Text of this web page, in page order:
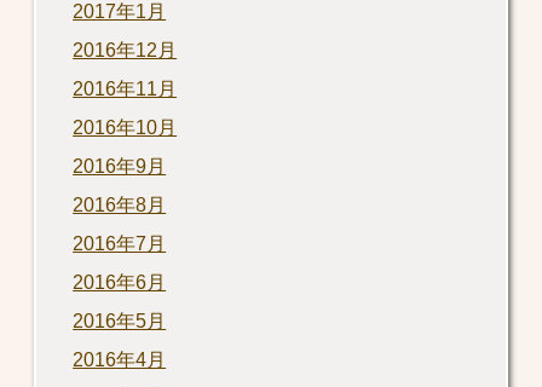
2017年1月
2016年12月
2016年11月
2016年10月
2016年9月
2016年8月
2016年7月
2016年6月
2016年5月
2016年4月